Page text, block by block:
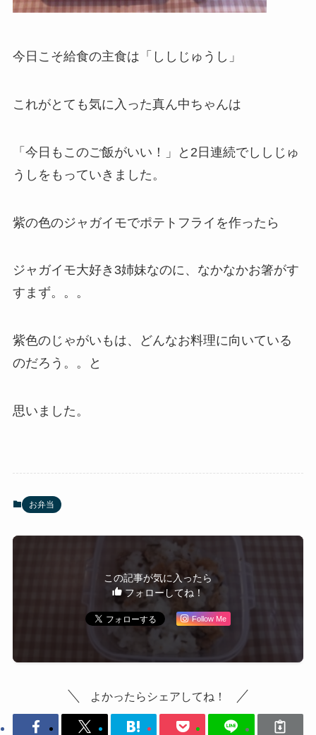
今日こそ給食の主食は「ししじゅうし」
これがとても気に入った真ん中ちゃんは
「今日もこのご飯がいい！」と2日連続でししじゅ
うしをもっていきました。
紫の色のジャガイモでポテトフライを作ったら
ジャガイモ大好き3姉妹なのに、なかなかお箸がす
すまず。。。
紫色のじゃがいもは、どんなお料理に向いている
のだろう。。と
思いました。
お弁当
この記事が気に入ったら
フォローしてね！
Follow Me
よかったらシェアしてね！